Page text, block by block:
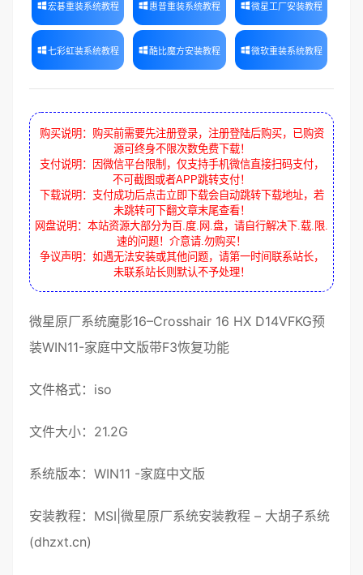
宏碁重装系统教程 惠普重装系统教程 微星工厂安装教程
七彩虹装系统教程 酷比魔方安装教程 微软重装系统教程
购买说明：购买前需要先注册登录，注册登陆后购买，已购资
源可终身不限次数免费下载！
支付说明：因微信平台限制，仅支持手机微信直接扫码支付，
不可截图或者APP跳转支付！
下载说明：支付成功后点击立即下载会自动跳转下载地址，若
未跳转可下翻文章末尾查看！
网盘说明：本站资源大部分为百.度.网.盘，请自行解决下.载.限.
速的问题！介意请.勿购买！
争议声明：如遇无法安装或其他问题，请第一时间联系站长，
未联系站长则默认不予处理！
微星原厂系统魔影16–Crosshair 16 HX D14VFKG预
装WIN11-家庭中文版带F3恢复功能
文件格式：iso
文件大小：21.2G
系统版本：WIN11 -家庭中文版
安装教程 ： MSI|微星原厂系统安装教程 – 大胡子系统
(dhzxt.cn)